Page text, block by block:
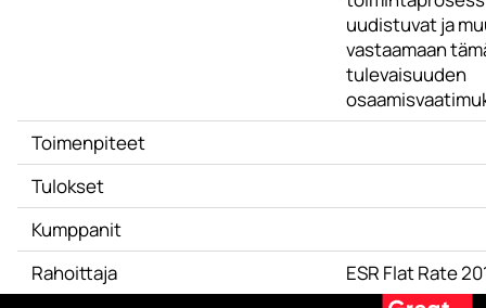
uudistuvat ja
vastaamaan
tulevaisuuden
Toimenpiteet
Tulokset
Kumppanit
Rahoittaja
ESR Flat Rate